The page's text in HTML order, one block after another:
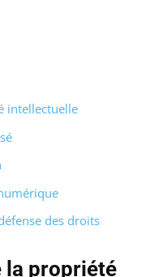
intellectuelle
des droits
la propriété